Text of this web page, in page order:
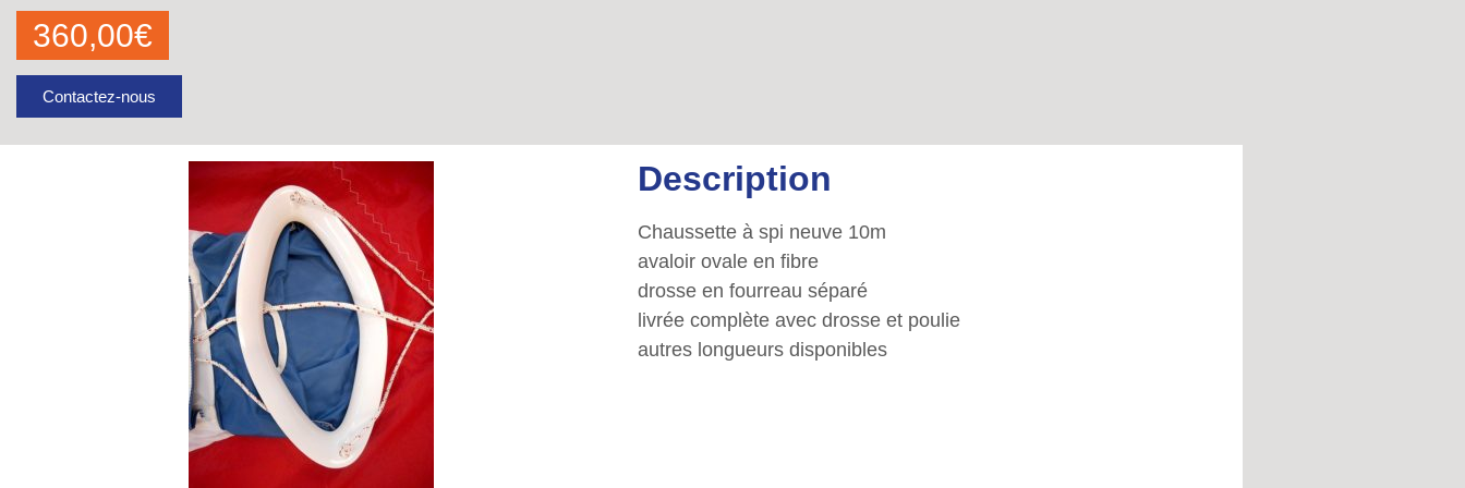
360,00€
Contactez-nous
Description
Chaussette à spi neuve 10m
avaloir ovale en fibre
drosse en fourreau séparé
livrée complète avec drosse et poulie
autres longueurs disponibles